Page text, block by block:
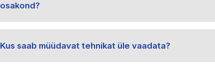
osakond?
Kus saab müüdavat tehnikat üle vaadata?